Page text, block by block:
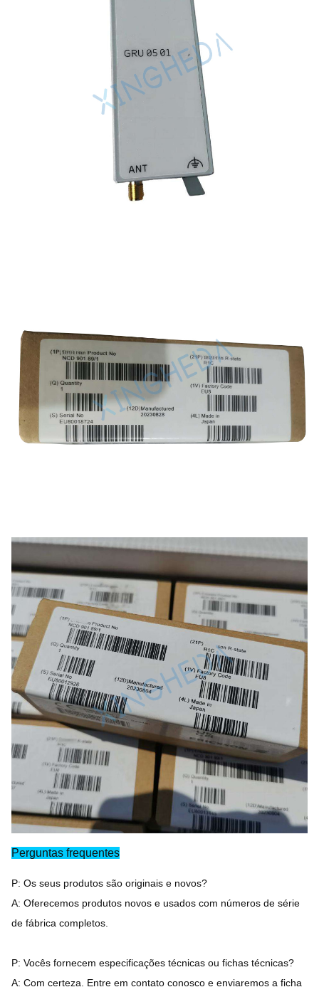
Perguntas frequentes
P: Os seus produtos são originais e novos?
A: Oferecemos produtos novos e usados com números de série
de fábrica completos.
P: Vocês fornecem especificações técnicas ou fichas técnicas?
A: Com certeza. Entre em contato conosco e enviaremos a ficha